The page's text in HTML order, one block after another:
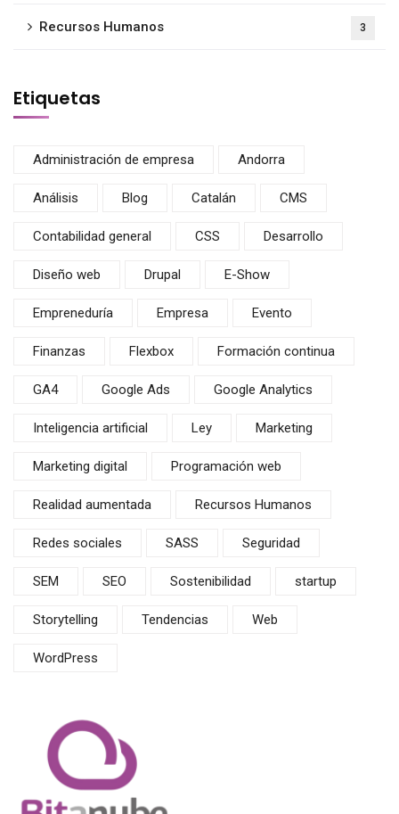
Recursos Humanos 3
Etiquetas
Administración de empresa Andorra
Análisis Blog Catalán CMS
Contabilidad general CSS Desarrollo
Diseño web Drupal E-Show
Empreneduría Empresa Evento
Finanzas Flexbox Formación continua
GA4 Google Ads Google Analytics
Inteligencia artificial Ley Marketing
Marketing digital Programación web
Realidad aumentada Recursos Humanos
Redes sociales SASS Seguridad
SEM SEO Sostenibilidad startup
Storytelling Tendencias Web
WordPress